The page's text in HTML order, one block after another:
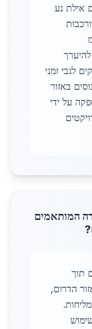
אילת נע
לגבי זמני
באזור
על ידי
המותאמים
תוך
הדרום,